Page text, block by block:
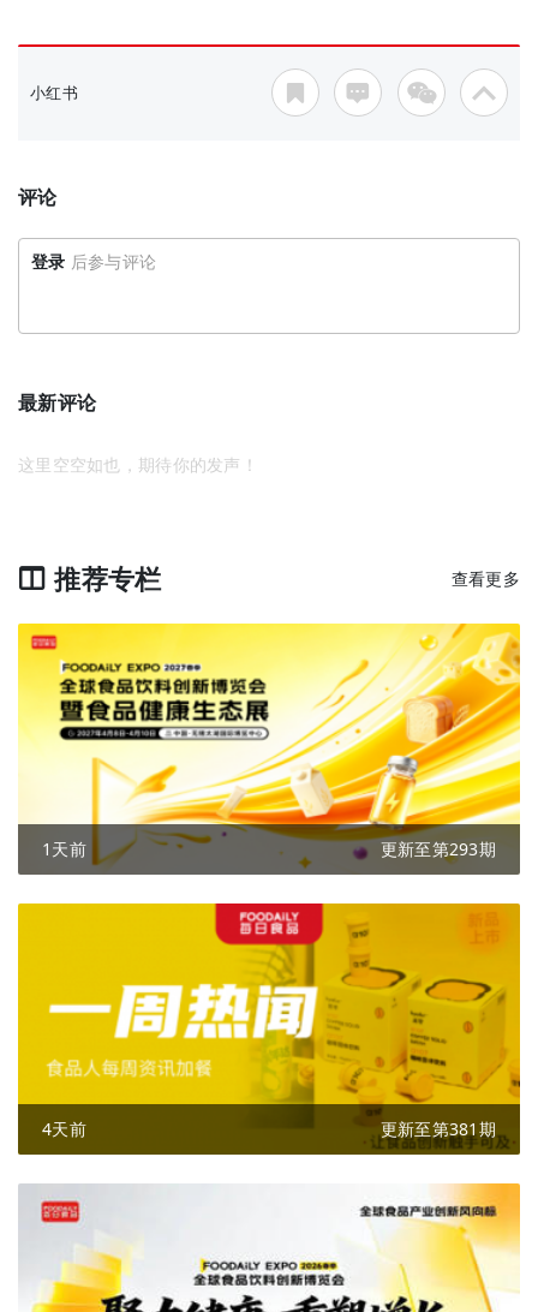
小红书
评论
登录 后参与评论
最新评论
这里空空如也，期待你的发声！
推荐专栏 查看更多
1天前 更新至第293期
4天前 更新至第381期